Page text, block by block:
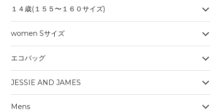
１４歳(１５５〜１６０サイズ)
women Sサイズ
エコバッグ
JESSIE AND JAMES
Mens